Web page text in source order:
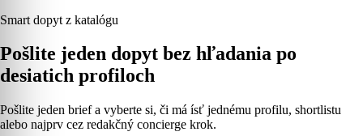
Smart dopyt z katalógu
Pošlite jeden dopyt bez hľadania po
desiatich profiloch
Pošlite jeden brief a vyberte si, či má ísť jednému profilu, shortlistu
alebo najprv cez redakčný concierge krok.